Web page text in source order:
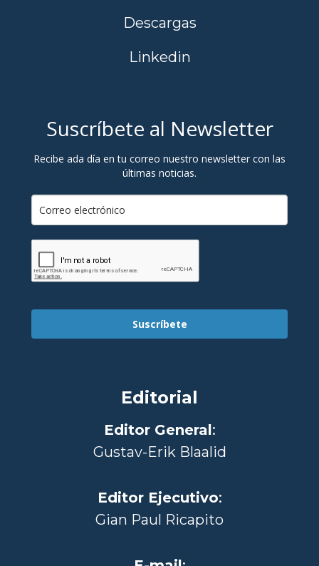
Descargas
Linkedin
Suscríbete al Newsletter
Recibe ada día en tu correo nuestro newsletter con las
últimas noticias.
Suscríbete
Editorial
Editor General:
Gustav-Erik Blaalid
Editor Ejecutivo:
Gian Paul Ricapito